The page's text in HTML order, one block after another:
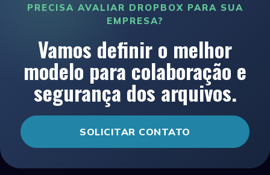
PRECISA AVALIAR DROPBOX PARA SUA
EMPRESA?
Vamos definir o melhor
modelo para colaboração e
segurança dos arquivos.
SOLICITAR CONTATO